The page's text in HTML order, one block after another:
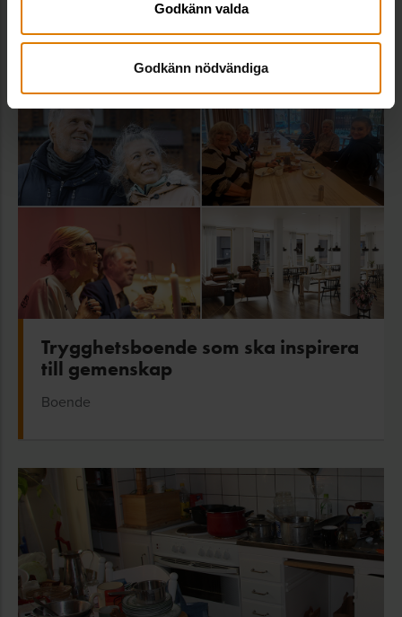
Godkänn valda
Godkänn nödvändiga
Trygghetsboende som ska inspirera
till gemenskap
Boende